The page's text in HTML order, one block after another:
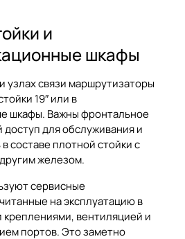
и
шкафы
узлах связи маршрутизаторы
19″ или в
шкафы. Важны фронтальное
для обслуживания и
составе плотной стойки с
железом.
сервисные
на эксплуатацию в
вентиляцией и
портов. Это заметно